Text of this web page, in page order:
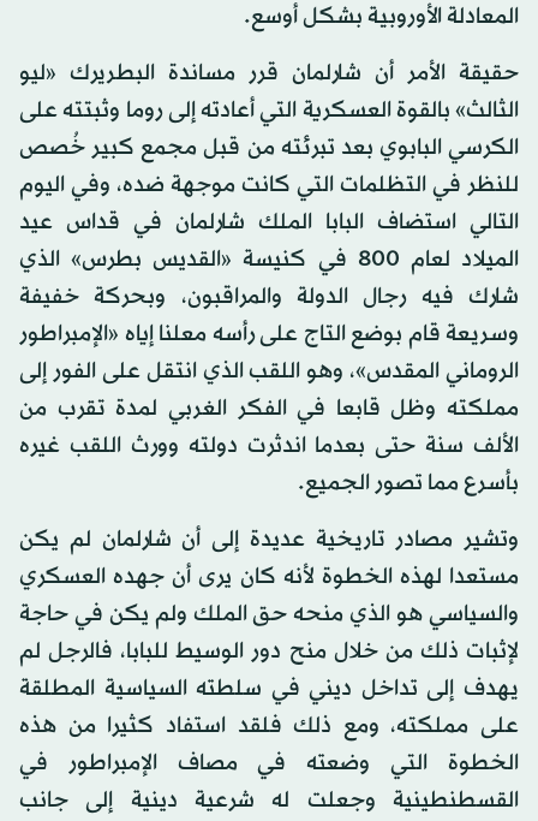
المعادلة الأوروبية بشكل أوسع.
حقيقة الأمر أن شارلمان قرر مساندة البطريرك «ليو
الثالث» بالقوة العسكرية التي أعادته إلى روما وثبتته على
الكرسي البابوي بعد تبرئته من قبل مجمع كبير خُصص
للنظر في التظلمات التي كانت موجهة ضده، وفي اليوم
التالي استضاف البابا الملك شارلمان في قداس عيد
الميلاد لعام 800 في كنيسة «القديس بطرس» الذي
شارك فيه رجال الدولة والمراقبون، وبحركة خفيفة
وسريعة قام بوضع التاج على رأسه معلنا إياه «الإمبراطور
الروماني المقدس»، وهو اللقب الذي انتقل على الفور إلى
مملكته وظل قابعا في الفكر الغربي لمدة تقرب من
الألف سنة حتى بعدما اندثرت دولته وورث اللقب غيره
بأسرع مما تصور الجميع.
وتشير مصادر تاريخية عديدة إلى أن شارلمان لم يكن
مستعدا لهذه الخطوة لأنه كان يرى أن جهده العسكري
والسياسي هو الذي منحه حق الملك ولم يكن في حاجة
لإثبات ذلك من خلال منح دور الوسيط للبابا، فالرجل لم
يهدف إلى تداخل ديني في سلطته السياسية المطلقة
على مملكته، ومع ذلك فلقد استفاد كثيرا من هذه
الخطوة التي وضعته في مصاف الإمبراطور في
القسطنطينية وجعلت له شرعية دينية إلى جانب